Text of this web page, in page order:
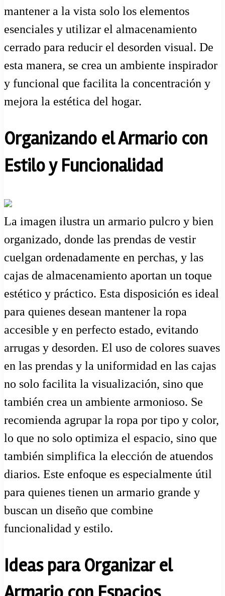
mantener a la vista solo los elementos
esenciales y utilizar el almacenamiento
cerrado para reducir el desorden visual. De
esta manera, se crea un ambiente inspirador
y funcional que facilita la concentración y
mejora la estética del hogar.
Organizando el Armario con
Estilo y Funcionalidad
La imagen ilustra un armario pulcro y bien
organizado, donde las prendas de vestir
cuelgan ordenadamente en perchas, y las
cajas de almacenamiento aportan un toque
estético y práctico. Esta disposición es ideal
para quienes desean mantener la ropa
accesible y en perfecto estado, evitando
arrugas y desorden. El uso de colores suaves
en las prendas y la uniformidad en las cajas
no solo facilita la visualización, sino que
también crea un ambiente armonioso. Se
recomienda agrupar la ropa por tipo y color,
lo que no solo optimiza el espacio, sino que
también simplifica la elección de atuendos
diarios. Este enfoque es especialmente útil
para quienes tienen un armario grande y
buscan un diseño que combine
funcionalidad y estilo.
Ideas para Organizar el